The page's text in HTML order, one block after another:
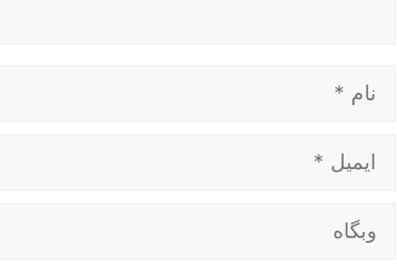
ایمیل
وبگاه